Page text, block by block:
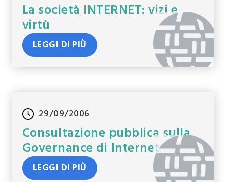
La società INTERNET: vizi e
virtù
LEGGI DI PIÙ
29/09/2006
Consultazione pubblica sulla
Governance di Internet
LEGGI DI PIÙ